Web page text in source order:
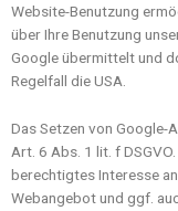
Website-Benutzung
über Ihre Benutzung
Google übermittelt und
Regelfall die USA.
Das Setzen von Google-
Art. 6 Abs. 1 lit. f
berechtigtes Interesse
Webangebot und ggf.